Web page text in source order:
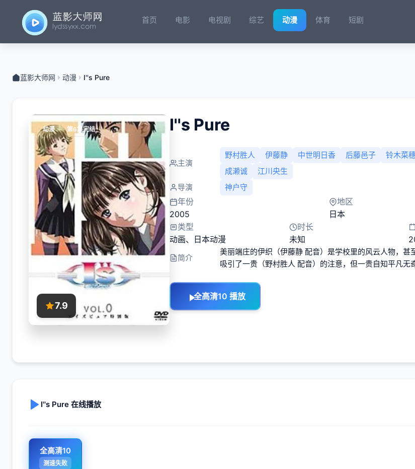
首页 电影 电视剧 综艺 动漫 体育 短剧
蓝影大师网 动漫 I''s Pure
动漫 第6集完结
7.9
I''s Pure
主演
野村胜人 伊藤静 中世明日香 后藤邑子 铃木菜
成濑诚
江川央生
导演
神户守
年份
2005
地区
日本
类型
动画、 日本动漫
时长
未知
简介
美丽端庄的伊织（伊藤静 配音）是学校里的风云人物，
吸引了一贵（野村胜人 配音）的注意，但一贵自知平凡
全高清10 播放
I''s Pure 在线播放
全高清10
测速失败